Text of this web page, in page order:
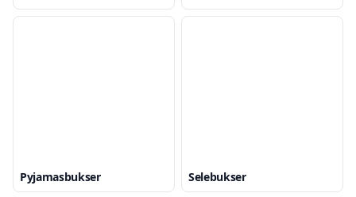
Pyjamasbukser Selebukser